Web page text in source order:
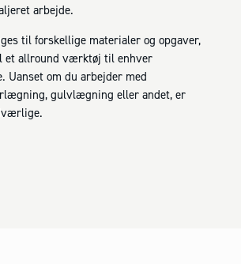
arbejde.
til forskellige materialer og opgaver,
et allround værktøj til enhver
Uanset om du arbejder med
gulvlægning eller andet, er